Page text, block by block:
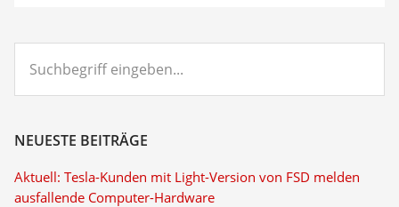
eingeben...
NEUESTE BEITRÄGE
Aktuell: Tesla-Kunden mit Light-Version von FSD melden
ausfallende Computer-Hardware